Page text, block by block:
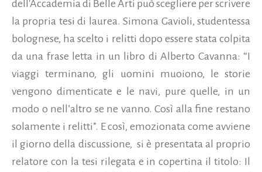
dell'Accademia di Belle Arti può scegliere per scrivere
la propria tesi di laurea. Simona Gavioli, studentessa
bolognese, ha scelto i relitti dopo essere stata colpita
da una frase letta in un libro di Alberto Cavanna: “I
viaggi terminano, gli uomini muoiono, le storie
vengono dimenticate e le navi, pure quelle, in un
modo o nell’altro se ne vanno. Così alla fine restano
solamente i relitti”. E così, emozionata come avviene
il giorno della discussione, si è presentata al proprio
relatore con la tesi rilegata e in copertina il titolo: Il